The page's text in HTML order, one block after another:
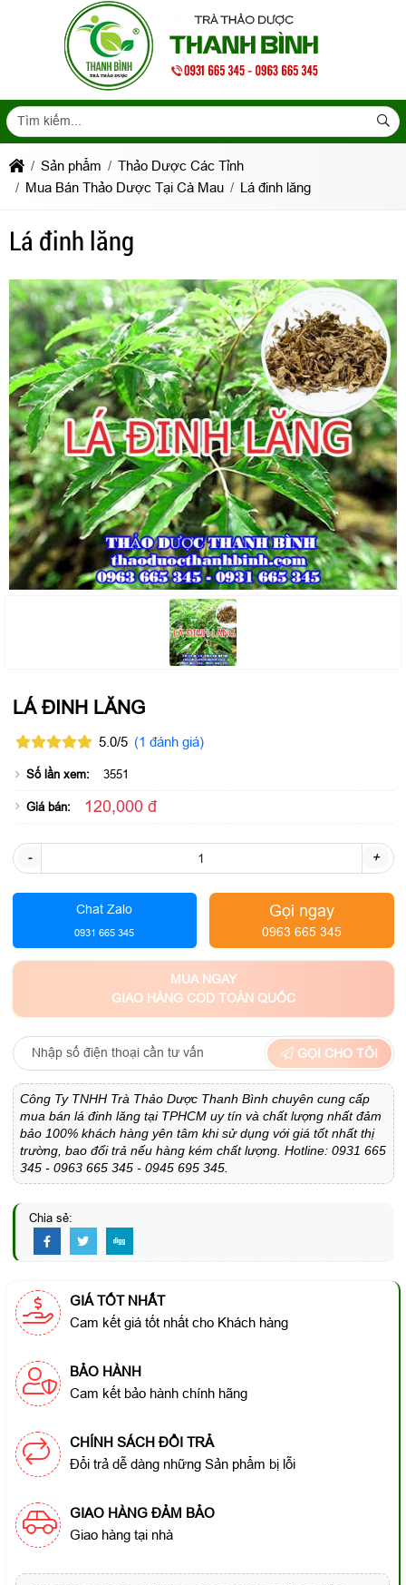
Sản phẩm
Thảo Dược Các Tỉnh
Mua Bán Thảo Dược Tại Cà Mau
Lá đinh lăng
Lá đinh lăng
LÁ ĐINH LĂNG
5.0/5 (1 đánh giá)
Số lần xem: 3551
Giá bán: 120,000 đ
- +
Chat Zalo
0931 665 345
Gọi ngay
0963 665 345
MUA NGAY
GIAO HÀNG COD TOÀN QUỐC
GỌI CHO TÔI
Công Ty TNHH Trà Thảo Dược Thanh Bình chuyên cung cấp
mua bán lá đinh lăng tại TPHCM uy tín và chất lượng nhất đảm
bảo 100% khách hàng yên tâm khi sử dụng với giá tốt nhất thị
trường, bao đổi trả nếu hàng kém chất lượng. Hotline: 0931 665
345 - 0963 665 345 - 0945 695 345.
Chia sẻ:
GIÁ TỐT NHẤT
Cam kết giá tốt nhất cho Khách hàng
BẢO HÀNH
Cam kết bảo hành chính hãng
CHÍNH SÁCH ĐỔI TRẢ
Đổi trả dễ dàng những Sản phẩm bị lỗi
GIAO HÀNG ĐẢM BẢO
Giao hàng tại nhà